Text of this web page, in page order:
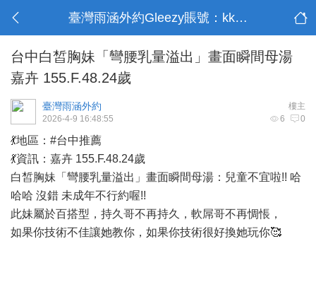
臺灣雨涵外約Gleezy賬號：kk9003
台中白皙胸妹「彎腰乳量溢出」畫面瞬間母湯
嘉卉 155.F.48.24歲
樓主
臺灣雨涵外約
6 0
2026-4-9 16:48:55
💃地區：#台中推薦
💃資訊：嘉卉 155.F.48.24歲
白皙胸妹「彎腰乳量溢出」畫面瞬間母湯：兒童不宜啦!! 哈
哈哈 沒錯 未成年不行約喔!!
此妹屬於百搭型，持久哥不再持久，軟屌哥不再惆悵，
如果你技術不佳讓她教你，如果你技術很好換她玩你🥰